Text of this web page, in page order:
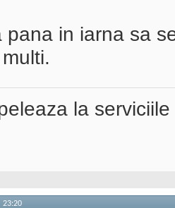
pana in iarna sa
la
23:20